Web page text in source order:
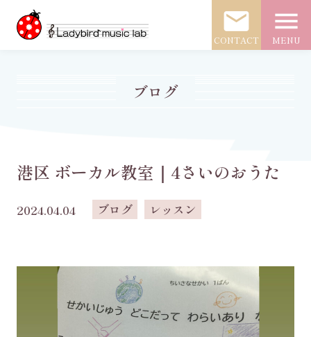
mail
CONTACT
menu
MENU
ブログ
港区 ボーカル教室｜4さいのおうた
2024.04.04 ブログ レッスン